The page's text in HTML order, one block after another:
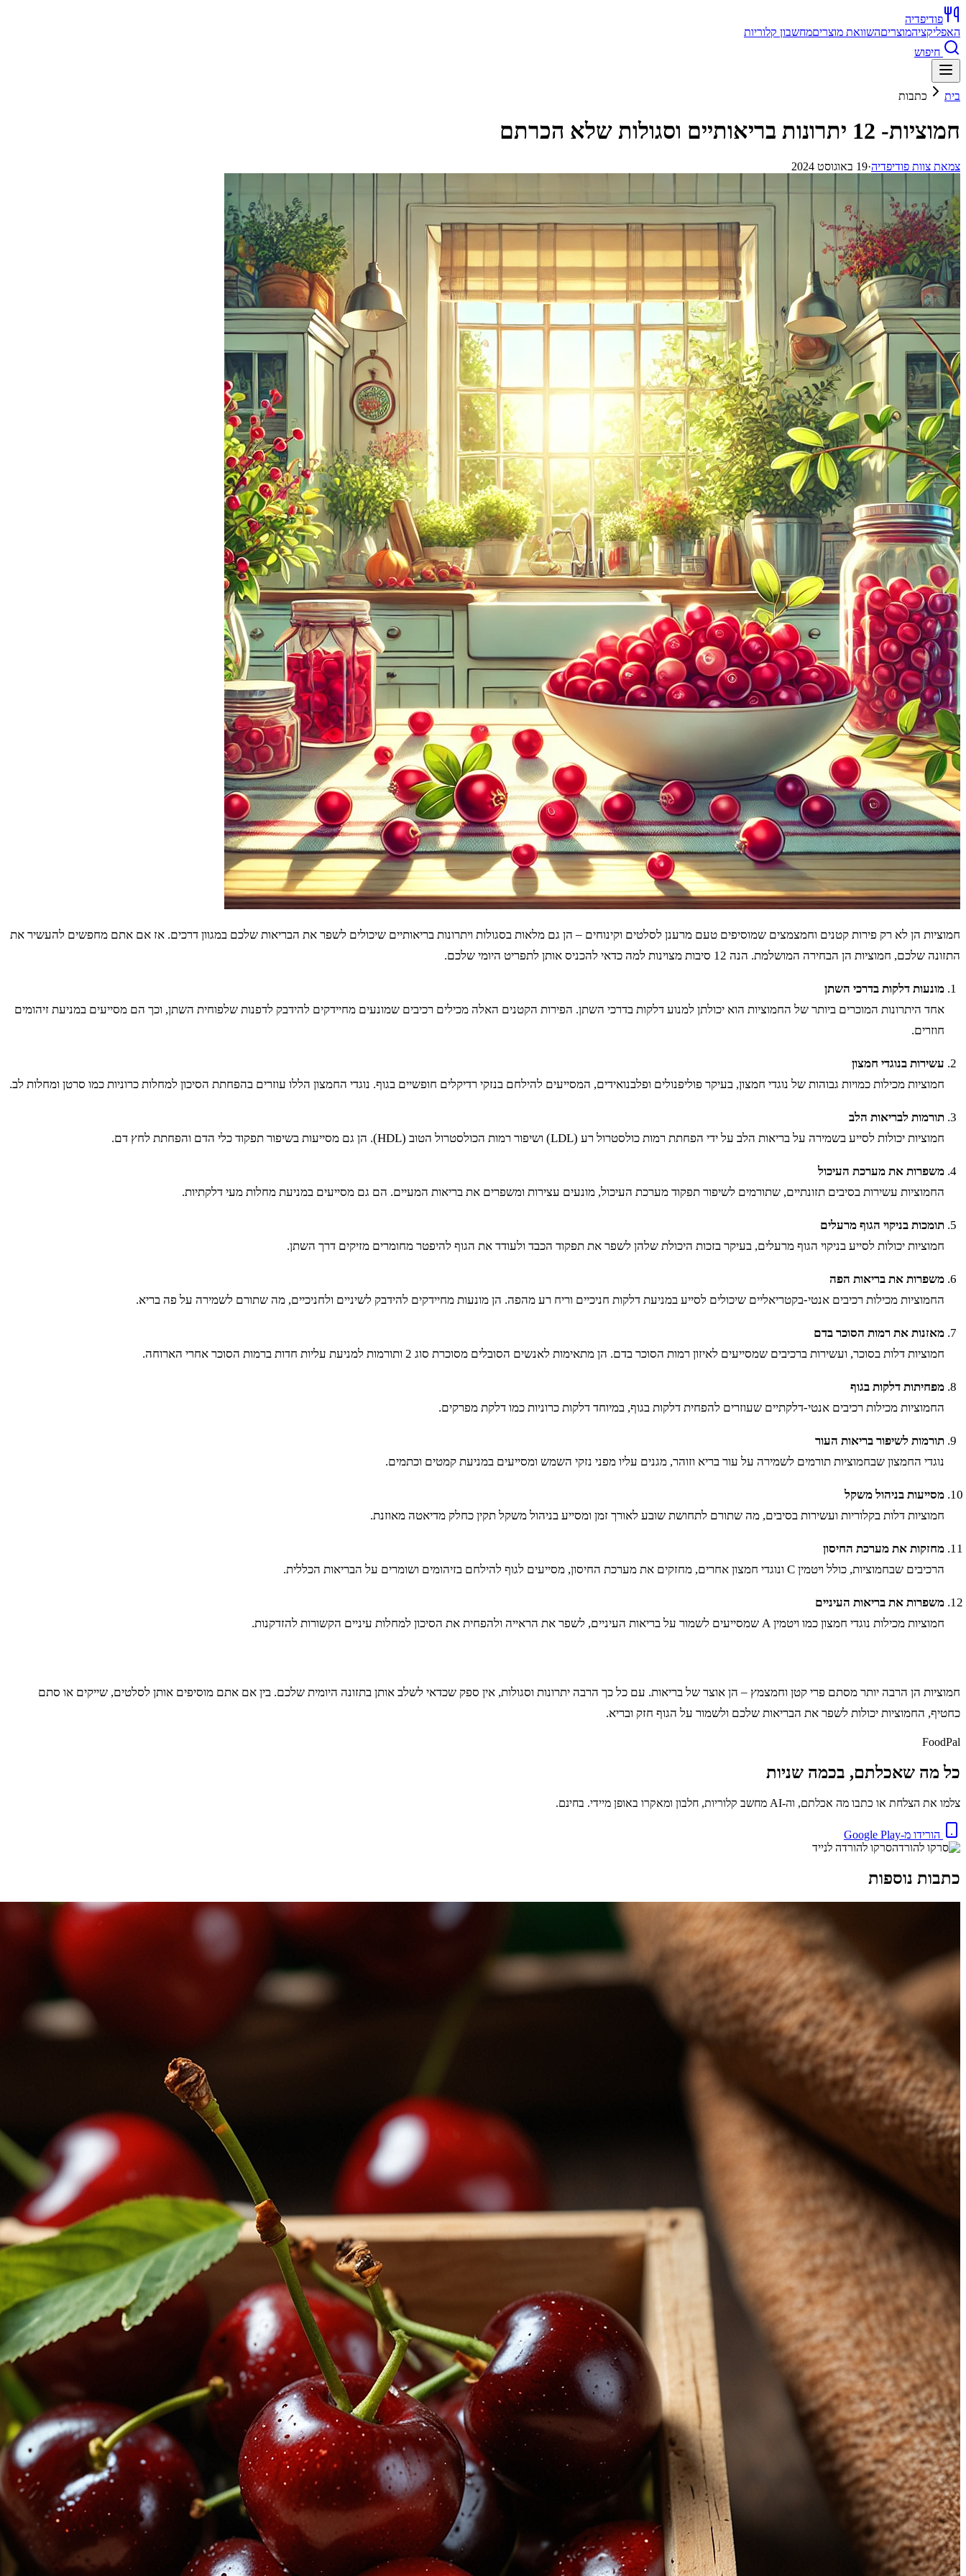
פודיפדיה
האפליקציהמוצריםהשוואת מוצריםמחשבון קלוריות
חיפוש
בית כתבות
חמוציות- 12 יתרונות בריאותיים וסגולות שלא הכרתם
צמאת צוות פודיפדיה·19 באוגוסט 2024
חמוציות הן לא רק פירות קטנים וחמצמצים שמוסיפים טעם מרענן לסלטים וקינוחים – הן גם מלאות בסגולות ויתרונות בריאותיים שיכולים לשפר את הבריאות שלכם במגוון דרכים. אז אם אתם מחפשים להעשיר את
התזונה שלכם, חמוציות הן הבחירה המושלמת. הנה 12 סיבות מצוינות למה כדאי להכניס אותן לתפריט היומי שלכם.
מונעות דלקות בדרכי השתן
אחד היתרונות המוכרים ביותר של החמוציות הוא יכולתן למנוע דלקות בדרכי השתן. הפירות הקטנים האלה מכילים רכיבים שמונעים מחיידקים להידבק לדפנות שלפוחית השתן, וכך הם מסייעים במניעת זיהומים
חוזרים.
עשירות בנוגדי חמצון
חמוציות מכילות כמויות גבוהות של נוגדי חמצון, בעיקר פוליפנולים ופלבנואידים, המסייעים להילחם בנזקי רדיקלים חופשיים בגוף. נוגדי החמצון הללו עוזרים בהפחתת הסיכון למחלות כרוניות כמו סרטן ומחלות לב.
תורמות לבריאות הלב
חמוציות יכולות לסייע בשמירה על בריאות הלב על ידי הפחתת רמות כולסטרול רע (LDL) ושיפור רמות הכולסטרול הטוב (HDL). הן גם מסייעות בשיפור תפקוד כלי הדם והפחתת לחץ דם.
משפרות את מערכת העיכול
החמוציות עשירות בסיבים תזונתיים, שתורמים לשיפור תפקוד מערכת העיכול, מונעים עצירות ומשפרים את בריאות המעיים. הם גם מסייעים במניעת מחלות מעי דלקתיות.
תומכות בניקוי הגוף מרעלים
חמוציות יכולות לסייע בניקוי הגוף מרעלים, בעיקר בזכות היכולת שלהן לשפר את תפקוד הכבד ולעודד את הגוף להיפטר מחומרים מזיקים דרך השתן.
משפרות את בריאות הפה
החמוציות מכילות רכיבים אנטי-בקטריאליים שיכולים לסייע במניעת דלקות חניכיים וריח רע מהפה. הן מונעות מחיידקים להידבק לשיניים ולחניכיים, מה שתורם לשמירה על פה בריא.
מאזנות את רמות הסוכר בדם
חמוציות דלות בסוכר, ועשירות ברכיבים שמסייעים לאיזון רמות הסוכר בדם. הן מתאימות לאנשים הסובלים מסוכרת סוג 2 ותורמות למניעת עליות חדות ברמות הסוכר אחרי הארוחה.
מפחיתות דלקות בגוף
החמוציות מכילות רכיבים אנטי-דלקתיים שעוזרים להפחית דלקות בגוף, במיוחד דלקות כרוניות כמו דלקת מפרקים.
תורמות לשיפור בריאות העור
נוגדי החמצון שבחמוציות תורמים לשמירה על עור בריא וזוהר, מגנים עליו מפני נזקי השמש ומסייעים במניעת קמטים וכתמים.
מסייעות בניהול משקל
חמוציות דלות בקלוריות ועשירות בסיבים, מה שתורם לתחושת שובע לאורך זמן ומסייע בניהול משקל תקין כחלק מדיאטה מאוזנת.
מחזקות את מערכת החיסון
הרכיבים שבחמוציות, כולל ויטמין C ונוגדי חמצון אחרים, מחזקים את מערכת החיסון, מסייעים לגוף להילחם בזיהומים ושומרים על הבריאות הכללית.
משפרות את בריאות העיניים
חמוציות מכילות נוגדי חמצון כמו ויטמין A שמסייעים לשמור על בריאות העיניים, לשפר את הראייה ולהפחית את הסיכון למחלות עיניים הקשורות להזדקנות.
חמוציות הן הרבה יותר מסתם פרי קטן וחמצמץ – הן אוצר של בריאות. עם כל כך הרבה יתרונות וסגולות, אין ספק שכדאי לשלב אותן בתזונה היומית שלכם. בין אם אתם מוסיפים אותן לסלטים, שייקים או סתם
כחטיף, החמוציות יכולות לשפר את הבריאות שלכם ולשמור על הגוף חזק ובריא.
FoodPal
כל מה שאכלתם, בכמה שניות
צלמו את הצלחת או כתבו מה אכלתם, וה-AI מחשב קלוריות, חלבון ומאקרו באופן מיידי. בחינם.
הורידו מ-Google Play
סרקו להורדה לנייד
כתבות נוספות